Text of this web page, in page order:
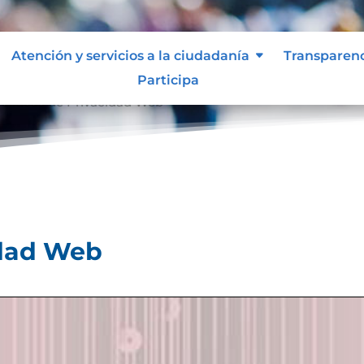
Atención y servicios a la ciudadanía
Participa
Web